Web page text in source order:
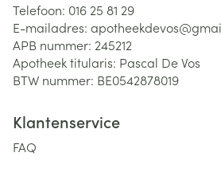
Telefoon: 016 25 81 29
E-mailadres: apotheekdevos@
APB nummer: 245212
Apotheek titularis: Pascal De Vos
BTW nummer: BE0542878019
Klantenservice
FAQ